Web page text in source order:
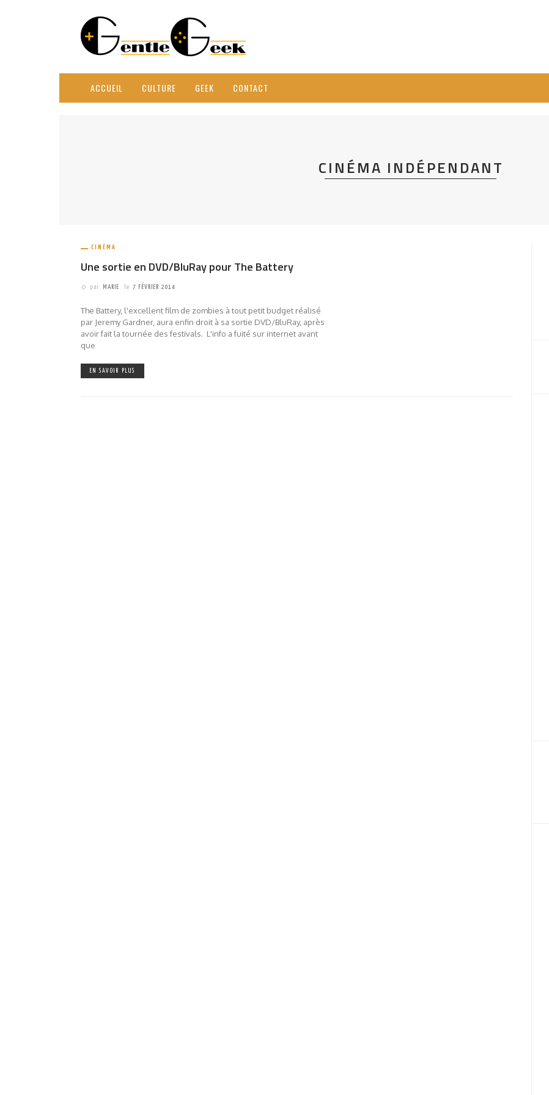
ACCUEIL CULTURE GEEK CONTACT
CINÉMA INDÉPENDANT
CINÉMA
Une sortie en DVD/BluRay pour The Battery
par MARIE le 7 FÉVRIER 2014
The Battery, l'excellent film de zombies à tout petit budget réalisé
par Jeremy Gardner, aura enfin droit à sa sortie DVD/BluRay, après
avoir fait la tournée des festivals. L'info a fuité sur internet avant
que
EN SAVOIR PLUS